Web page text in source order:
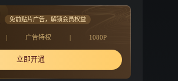
免前贴片广告，解锁会员权益
| 广告特权 | 1080P
立即开通